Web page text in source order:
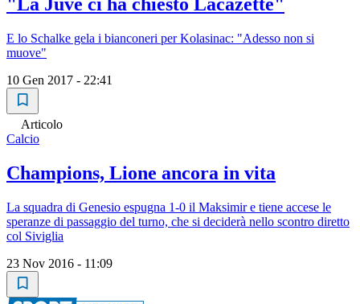
"La Juve ci ha chiesto Lacazette"
E lo Schalke gela i bianconeri per Kolasinac: "Adesso non si
muove"
10 Gen 2017 - 22:41
Articolo
Calcio
Champions, Lione ancora in vita
La squadra di Genesio espugna 1-0 il Maksimir e tiene accese le
speranze di passaggio del turno, che si deciderà nello scontro diretto
col Siviglia
23 Nov 2016 - 11:09